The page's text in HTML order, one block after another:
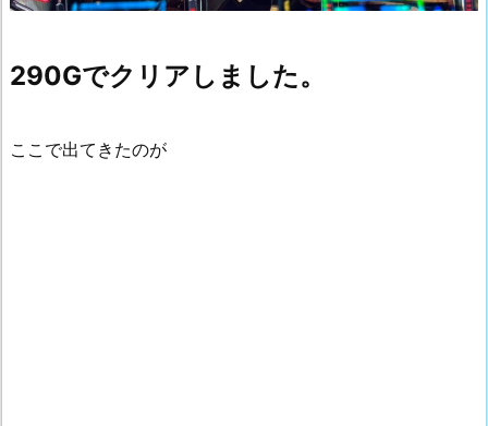
290Gでクリアしました。
ここで出てきたのが